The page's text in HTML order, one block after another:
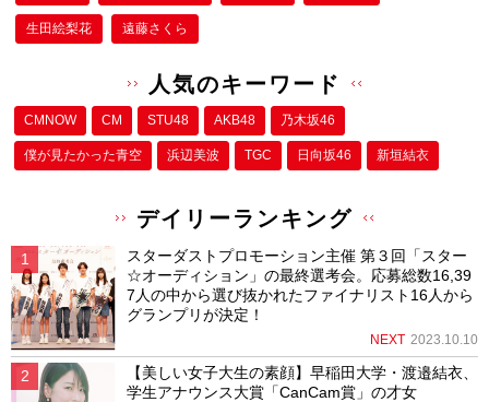
生田絵梨花 遠藤さくら
人気のキーワード
CMNOW CM STU48 AKB48 乃木坂46
僕が⾒たかった⻘空 浜辺美波 TGC 日向坂46 新垣結衣
デイリーランキング
スターダストプロモーション主催 第３回「スター
☆オーディション」の最終選考会。応募総数16,39
7人の中から選び抜かれたファイナリスト16人から
グランプリが決定！
NEXT 2023.10.10
【美しい女子大生の素顔】早稲田大学・渡邉結衣、
学生アナウンス大賞「CanCam賞」の才女